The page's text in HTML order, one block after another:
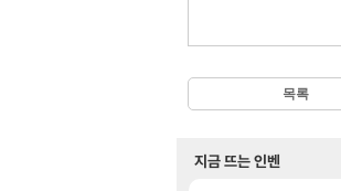
목록
지금 뜨는 인벤